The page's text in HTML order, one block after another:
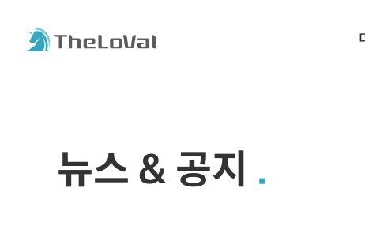
뉴스 & 공지